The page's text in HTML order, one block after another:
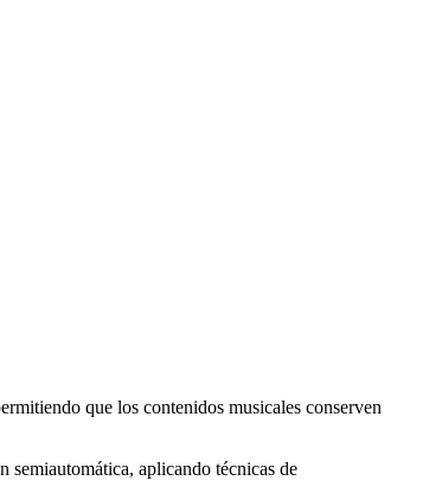
que los contenidos musicales conserven
semiautomática, aplicando técnicas de